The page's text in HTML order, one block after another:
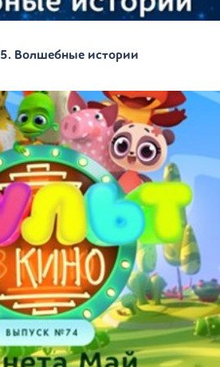
Волшебные истории